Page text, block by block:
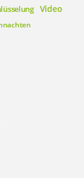
Video